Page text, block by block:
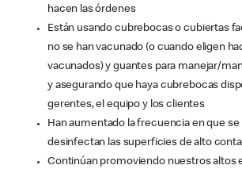
hacen las órdenes
Están usando cubrebocas o cubiertas
no se han vacunado (o cuando eligen
vacunados) y guantes para manejar/
y asegurando que haya cubrebocas
gerentes, el equipo y los clientes
Han aumentado la frecuencia en que
desinfectan las superficies de alto
Continúan promoviendo nuestros altos